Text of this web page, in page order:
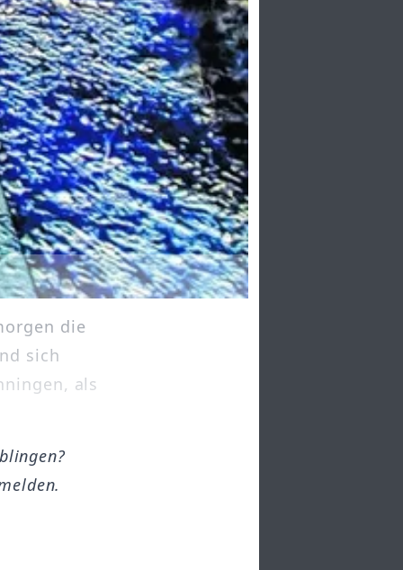
die
sich
als